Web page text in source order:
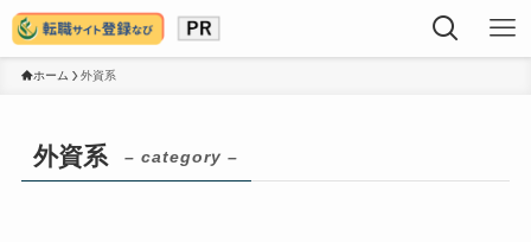
ホーム 外資系
外資系 – category –